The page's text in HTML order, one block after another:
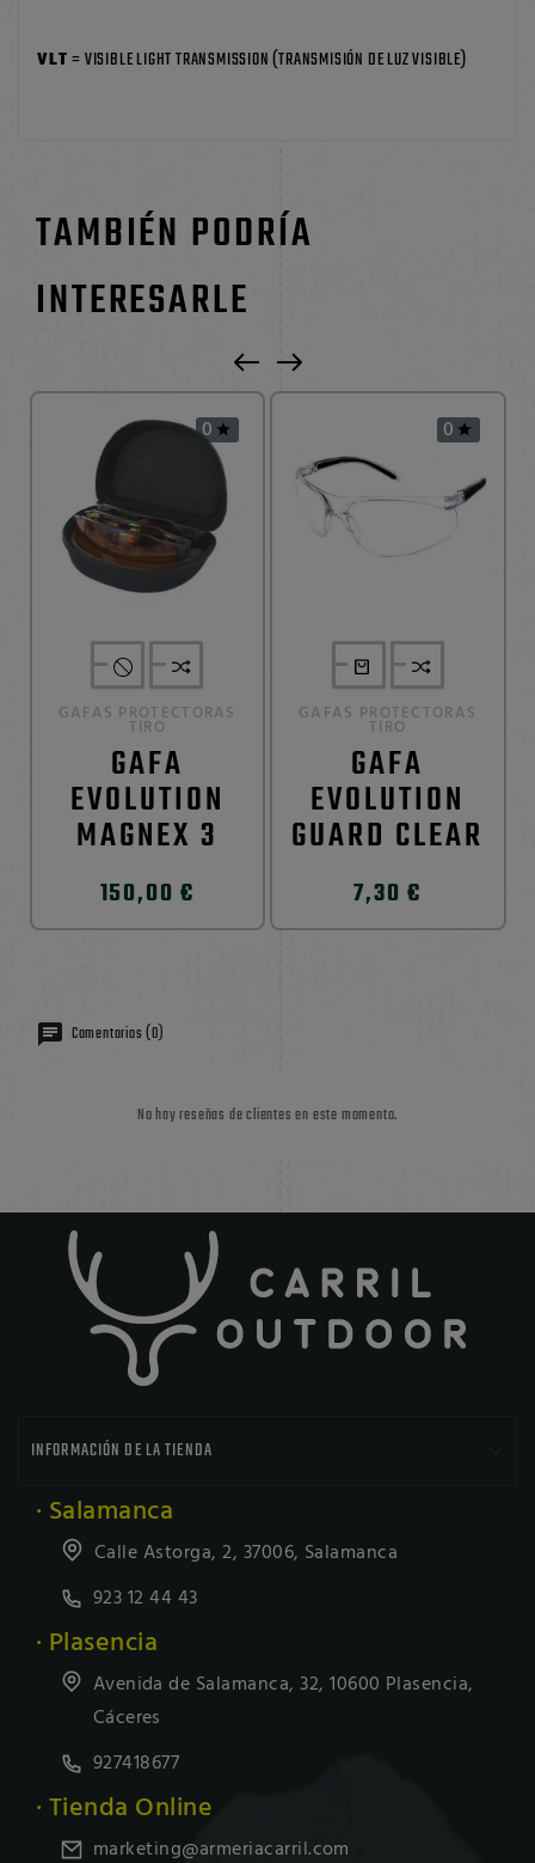
VLT= VISIBLE LIGHT TRANSMISSION (TRANSMISIÓN DE LUZ VISIBLE)
TAMBIÉN PODRÍA
INTERESARLE
0 
GAFAS PROTECTORAS
TIRO
GAFA
EVOLUTION
MAGNEX 3
150,00 €
0 
GAFAS PROTECTORAS
TIRO
GAFA
EVOLUTION
GUARD CLEAR
7,30 €
Comentarios (0)
No hay reseñas de clientes en este momento.
INFORMACIÓN DE LA TIENDA
· Salamanca
Calle Astorga, 2, 37006, Salamanca
923 12 44 43
· Plasencia
Avenida de Salamanca, 32, 10600 Plasencia,
Cáceres
927418677
· Tienda Online
marketing@armeriacarril.com